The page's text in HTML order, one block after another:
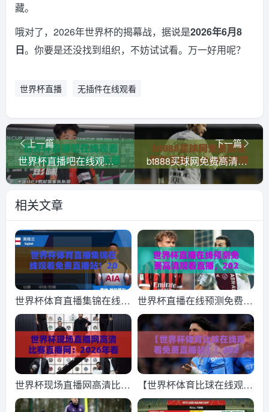
藏。
哦对了，2026年世界杯的揭幕战，据说是2026年6月8
日。你要是还没找到组织，不妨试试看。万一好用呢？
世界杯直播 无插件在线观看
上一篇
世界杯直播吧在线观看免费直播站：2026年最全观赛指南（附实测体验）
下一篇
bt888买球网免费高清观看直播！2026年体育迷必看的顶级平台
相关文章
世界杯体育直播集锦在线观
看免费直播站！2026年最
佳观赛指南
世界杯直播在线预测免费高
清观看直播，2026年最新
观看渠道大揭秘（世界杯直
播）
世界杯现场直播网高清比赛
直播网：2026年看球新姿
【世界杯体育比球在线观看
免费直播站】！2026世界